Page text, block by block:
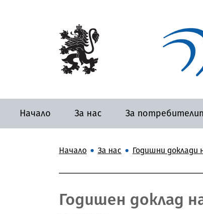
Начало За нас За
Начало За нас Годишни доклади
Годишен доклад